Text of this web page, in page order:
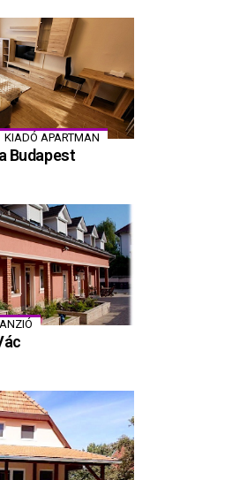
KIADÓ APARTMAN
Budapest